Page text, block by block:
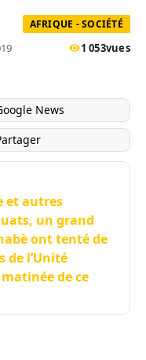
AFRIQUE - SOCIÉTÉ
1 053vues
News
et autres
un grand
ont tenté de
de l’Unité
de ce